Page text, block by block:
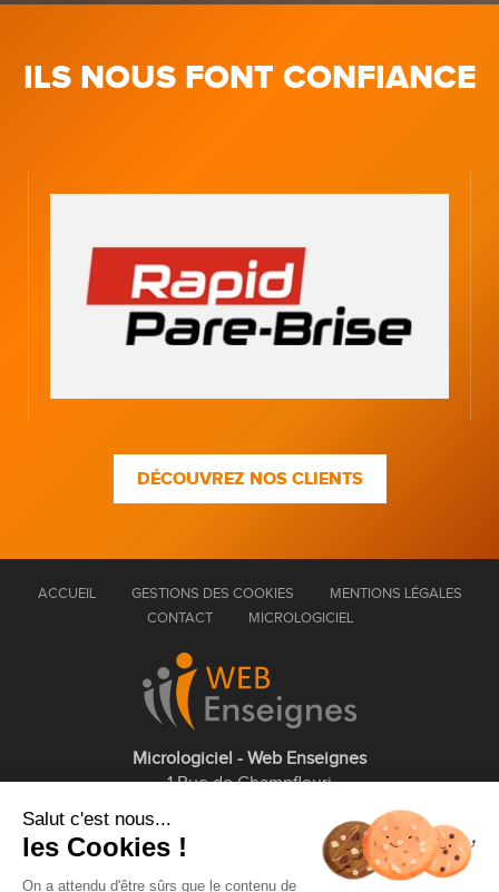
ILS NOUS FONT CONFIANCE
DÉCOUVREZ NOS CLIENTS
ACCUEIL GESTIONS DES COOKIES
MENTIONS LÉGALES
CONTACT
MICROLOGICIEL
Micrologiciel - Web Enseignes
1 Rue de Champfleuri
01 75 43 63 60
Salut c'est nous...
les Cookies !
On a attendu d'être sûrs que le contenu de